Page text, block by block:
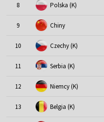
8 Polska (K)
9 Chiny
10 Czechy (K)
11 Serbia (K)
12 Niemcy (K)
13 Belgia (K)